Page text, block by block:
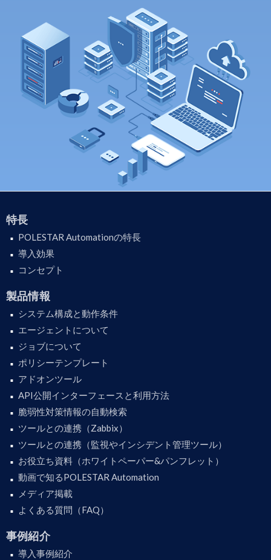
特長
POLESTAR Automationの特長
導入効果
コンセプト
製品情報
システム構成と動作条件
エージェントについて
ジョブについて
ポリシーテンプレート
アドオンツール
API公開インターフェースと利用方法
脆弱性対策情報の自動検索
ツールとの連携（Zabbix）
ツールとの連携（監視やインシデント管理ツール）
お役立ち資料（ホワイトペーパー&パンフレット）
動画で知るPOLESTAR Automation
メディア掲載
よくある質問（FAQ）
事例紹介
導入事例紹介